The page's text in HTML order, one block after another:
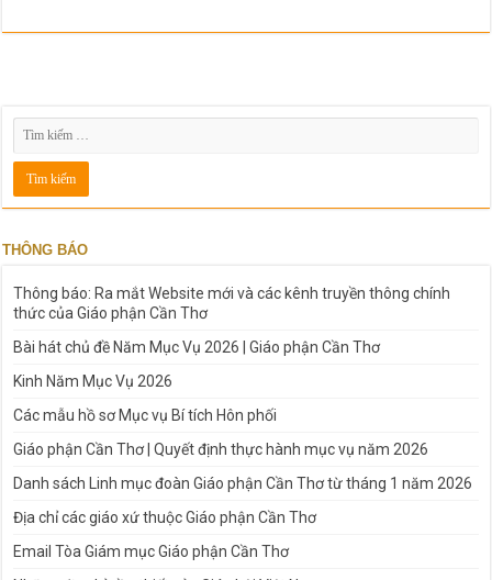
THÔNG BÁO
Thông báo: Ra mắt Website mới và các kênh truyền thông chính
thức của Giáo phận Cần Thơ
Bài hát chủ đề Năm Mục Vụ 2026 | Giáo phận Cần Thơ
Kinh Năm Mục Vụ 2026
Các mẫu hồ sơ Mục vụ Bí tích Hôn phối
Giáo phận Cần Thơ | Quyết định thực hành mục vụ năm 2026
Danh sách Linh mục đoàn Giáo phận Cần Thơ từ tháng 1 năm 2026
Địa chỉ các giáo xứ thuộc Giáo phận Cần Thơ
Email Tòa Giám mục Giáo phận Cần Thơ